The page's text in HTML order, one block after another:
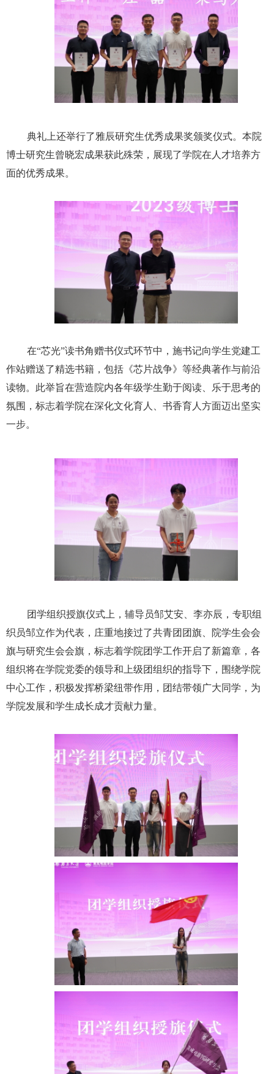
典礼上还举行了雅辰研究生优秀成果奖颁奖仪式。本院
博士研究生曾晓宏成果获此殊荣，展现了学院在人才培养方
面的优秀成果。
在“芯光”读书角赠书仪式环节中，施书记向学生党建工
作站赠送了精选书籍，包括《芯片战争》等经典著作与前沿
读物。此举旨在营造院内各年级学生勤于阅读、乐于思考的
氛围，标志着学院在深化文化育人、书香育人方面迈出坚实
一步。
团学组织授旗仪式上，辅导员邹艾安、李亦辰，专职组
织员邹立作为代表，庄重地接过了共青团团旗、院学生会会
旗与研究生会会旗，标志着学院团学工作开启了新篇章，各
组织将在学院党委的领导和上级团组织的指导下，围绕学院
中心工作，积极发挥桥梁纽带作用，团结带领广大同学，为
学院发展和学生成长成才贡献力量。